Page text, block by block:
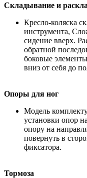
Складывание и
Кресло-коляска
инструмента,
сидение вверх.
обратной
боковые
вниз от себя до
Опоры для ног
Модель
установки опор
опору на
повернуть в
фиксатора.
Тормоза